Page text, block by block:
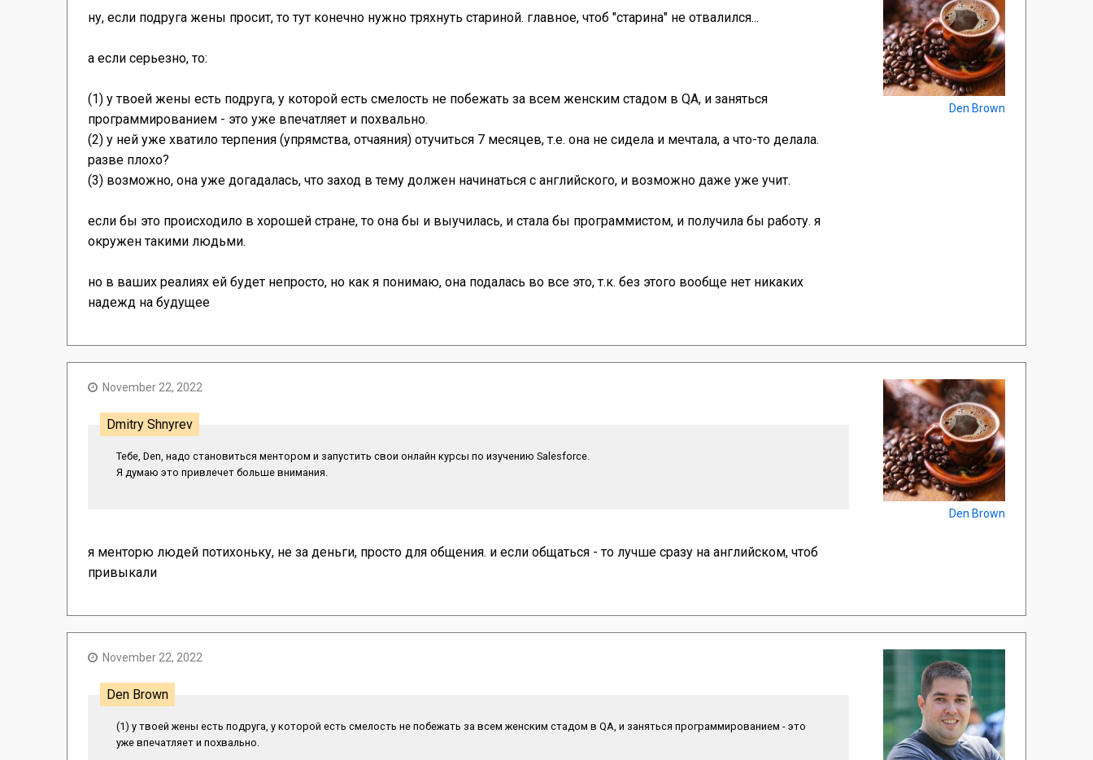
ну, если подруга жены просит, то тут конечно нужно тряхнуть стариной. главное, чтоб "старина" не отвалился...
а если серьезно, то:
(1) у твоей жены есть подруга, у которой есть смелость не побежать за всем женским стадом в QA, и заняться
программированием - это уже впечатляет и похвально.
(2) у ней уже хватило терпения (упрямства, отчаяния) отучиться 7 месяцев, т.е. она не сидела и мечтала, а что-то делала.
разве плохо?
(3) возможно, она уже догадалась, что заход в тему должен начинаться с английского, и возможно даже уже учит.
если бы это происходило в хорошей стране, то она бы и выучилась, и стала бы программистом, и получила бы работу. я
окружен такими людьми.
но в ваших реалиях ей будет непросто, но как я понимаю, она подалась во все это, т.к. без этого вообще нет никаких
надежд на будущее
Den Brown
November 22, 2022
Dmitry Shnyrev
Тебе, Den, надо становиться ментором и запустить свои онлайн курсы по изучению Salesforce.
Я думаю это привлечет больше внимания.
я менторю людей потихоньку, не за деньги, просто для общения. и если общаться - то лучше сразу на английском, чтоб
привыкали
Den Brown
November 22, 2022
Den Brown
(1) у твоей жены есть подруга, у которой есть смелость не побежать за всем женским стадом в QA, и заняться программированием - это
уже впечатляет и похвально.